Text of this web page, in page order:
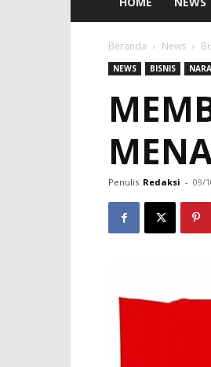
Beranda News
NEWS BISNIS
Penulis Redaksi - 09/